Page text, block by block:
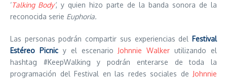
‘Talking Body’, y quien hizo parte de la banda sonora de la
reconocida serie Euphoria.
Las personas podrán compartir sus experiencias del Festival
Estéreo Picnicy el escenario Johnnie Walker utilizando el
hashtag #KeepWalking y podrán enterarse de toda la
programación del Festival en las redes sociales de Johnnie